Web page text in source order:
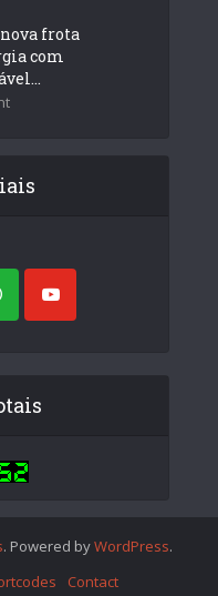
frota
com
. Powered byWordPress.
Contact